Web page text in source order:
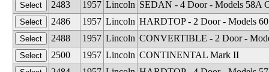
2483
1957 Lincoln SEDAN - 4 Door - Models 58A
2486
1957 Lincoln HARDTOP - 2 Door - Models
2488
1957 Lincoln CONVERTIBLE - 2 Door -
2500
1957 Lincoln CONTINENTAL Mark II